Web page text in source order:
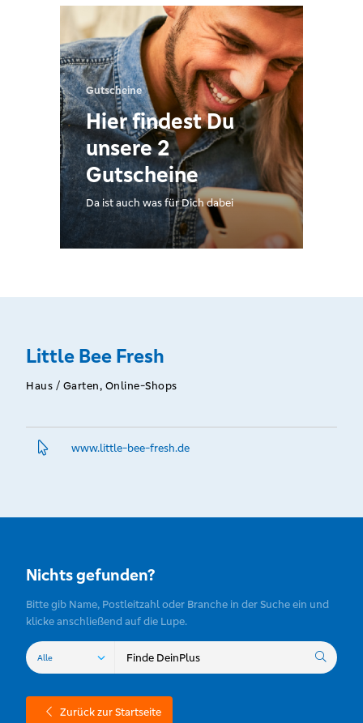
Gutscheine
Hier findest Du
unsere 2
Gutscheine
Da ist auch was für Dich dabei
Little Bee Fresh
Haus / Garten, Online-Shops
www.­little-bee-fresh.­de
Nichts gefunden?
Bitte gib Name, Postleitzahl oder Branche in der Suche ein und
klicke anschließend auf die Lupe.
Zurück zur Startseite